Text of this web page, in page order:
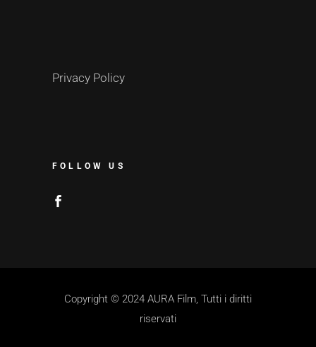
Privacy Policy
FOLLOW US
Copyright © 2024 AURA Film, Tutti i diritti
riservati